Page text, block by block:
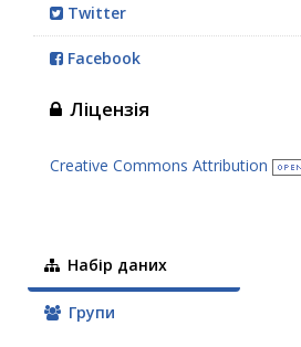
Twitter
Facebook
Ліцензія
Creative Commons Attribution
Набір даних
Групи